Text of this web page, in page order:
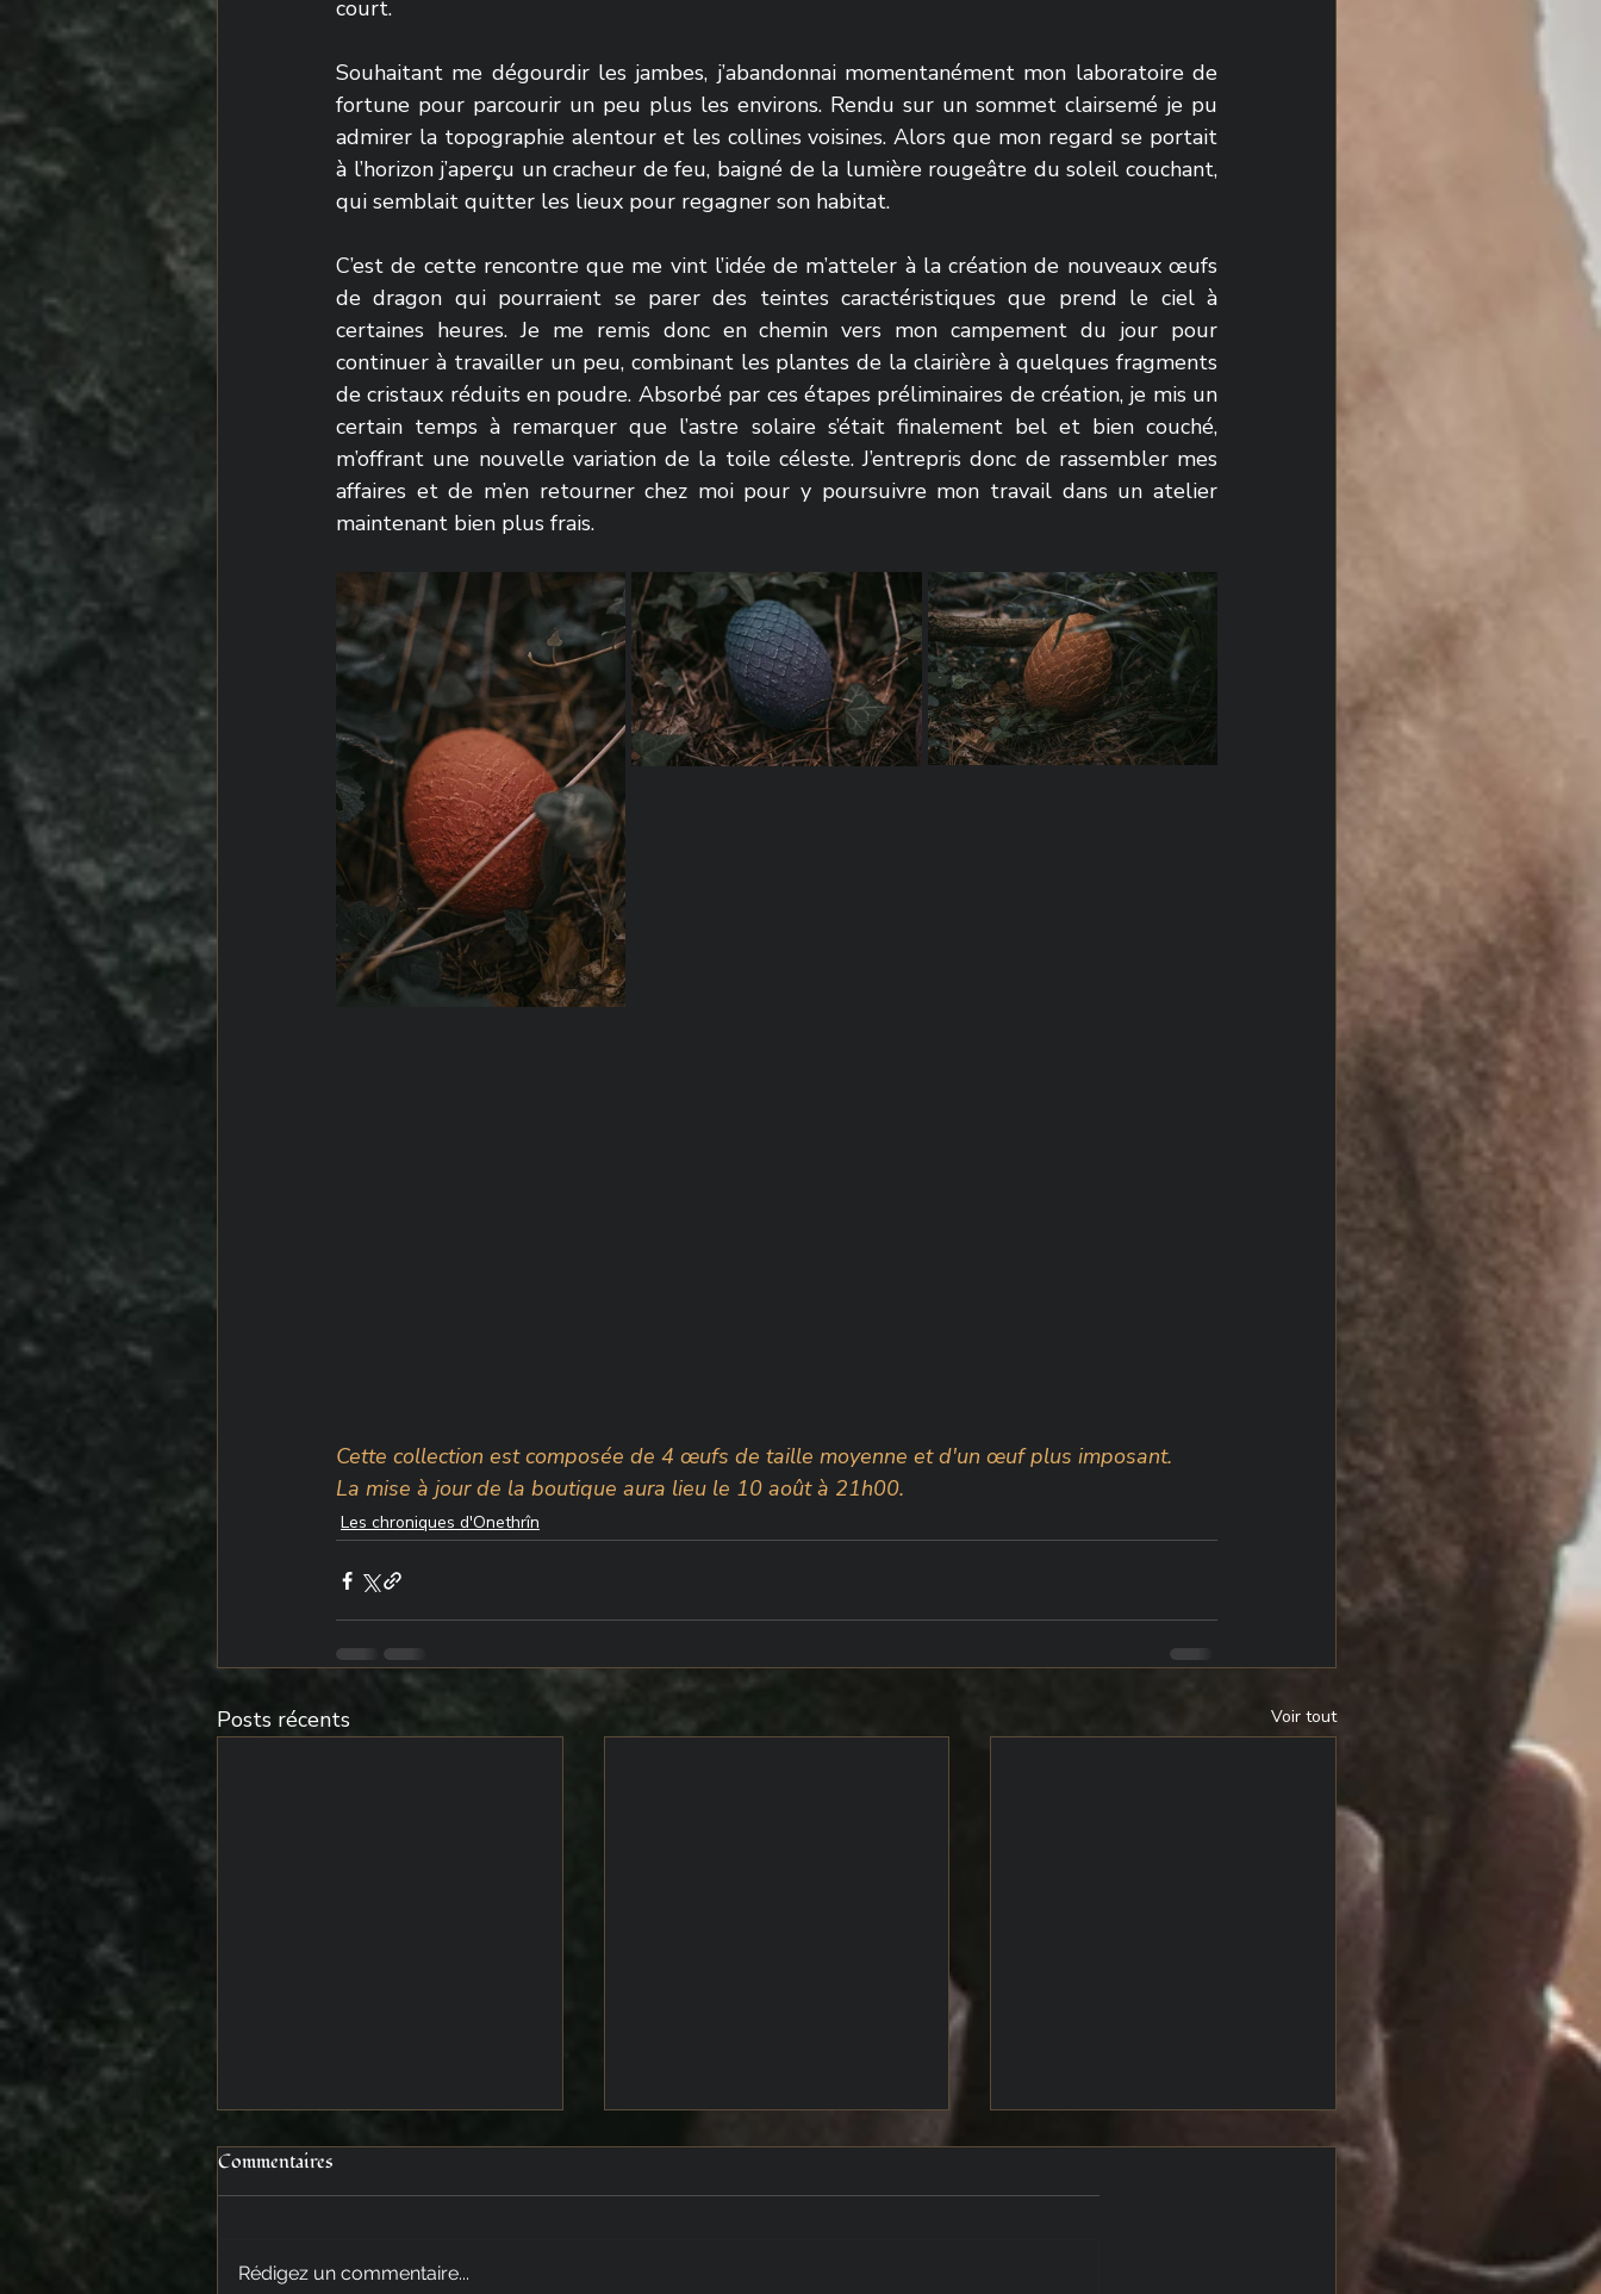
court.
Souhaitant me dégourdir les jambes, j’abandonnai momentanément mon laboratoire de
fortune pour parcourir un peu plus les environs. Rendu sur un sommet clairsemé je pu
admirer la topographie alentour et les collines voisines. Alors que mon regard se portait
à l’horizon j’aperçu un cracheur de feu, baigné de la lumière rougeâtre du soleil couchant,
qui semblait quitter les lieux pour regagner son habitat.
C’est de cette rencontre que me vint l’idée de m’atteler à la création de nouveaux œufs
de dragon qui pourraient se parer des teintes caractéristiques que prend le ciel à
certaines heures. Je me remis donc en chemin vers mon campement du jour pour
continuer à travailler un peu, combinant les plantes de la clairière à quelques fragments
de cristaux réduits en poudre. Absorbé par ces étapes préliminaires de création, je mis un
certain temps à remarquer que l’astre solaire s’était finalement bel et bien couché,
m’offrant une nouvelle variation de la toile céleste. J’entrepris donc de rassembler mes
affaires et de m’en retourner chez moi pour y poursuivre mon travail dans un atelier
maintenant bien plus frais.
Cette collection est composée de 4 œufs de taille moyenne et d'un œuf plus imposant.
La mise à jour de la boutique aura lieu le 10 août à 21h00.
Les chroniques d'Onethrîn
Posts récents Voir tout
Commentaires
Rédigez un commentaire...